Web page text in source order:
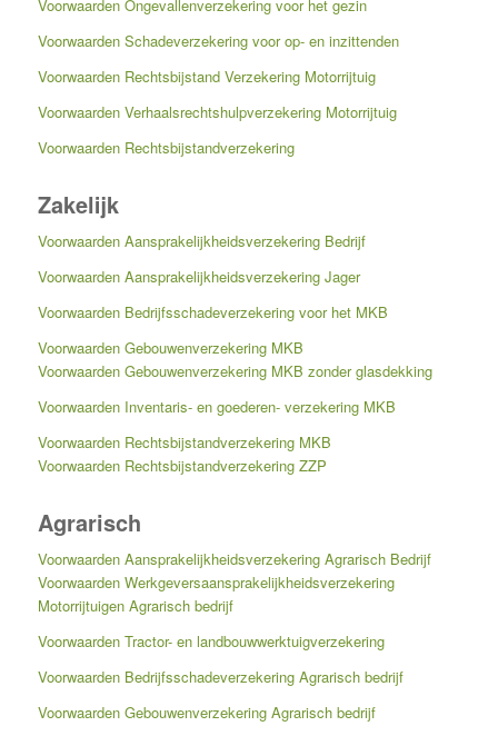
Voorwaarden Ongevallenverzekering voor het gezin
Voorwaarden Schadeverzekering voor op- en inzittenden
Voorwaarden Rechtsbijstand Verzekering Motorrijtuig
Voorwaarden Verhaalsrechtshulpverzekering Motorrijtuig
Voorwaarden Rechtsbijstandverzekering
Zakelijk
Voorwaarden Aansprakelijkheidsverzekering Bedrijf
Voorwaarden Aansprakelijkheidsverzekering Jager
Voorwaarden Bedrijfsschadeverzekering voor het MKB
Voorwaarden Gebouwenverzekering MKB
Voorwaarden Gebouwenverzekering MKB zonder glasdekking
Voorwaarden Inventaris- en goederen- verzekering MKB
Voorwaarden Rechtsbijstandverzekering MKB
Voorwaarden Rechtsbijstandverzekering ZZP
Agrarisch
Voorwaarden Aansprakelijkheidsverzekering Agrarisch Bedrijf
Voorwaarden Werkgeversaansprakelijkheidsverzekering
Motorrijtuigen Agrarisch bedrijf
Voorwaarden Tractor- en landbouwwerktuigverzekering
Voorwaarden Bedrijfsschadeverzekering Agrarisch bedrijf
Voorwaarden Gebouwenverzekering Agrarisch bedrijf